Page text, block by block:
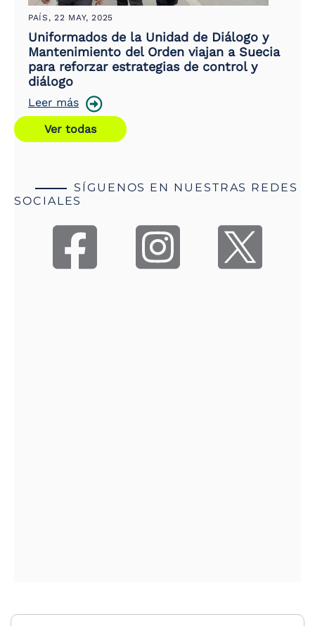
PAÍS,22 MAY, 2025
Uniformados de la Unidad de Diálogo y
Mantenimiento del Orden viajan a Suecia
para reforzar estrategias de control y
diálogo
Leer más
Ver todas
SÍGUENOS EN NUESTRAS REDES
SOCIALES